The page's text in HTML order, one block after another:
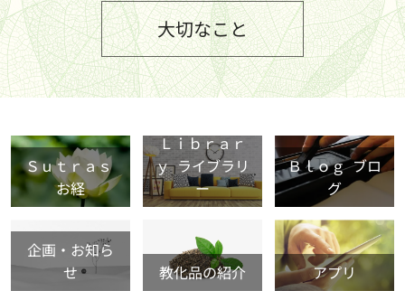
大切なこと
Ｓｕｔｒａｓ
お経
Ｌｉｂｒａｒ
ｙ ライブラリ
ー
Ｂｌｏｇ ブロ
グ
企画・お知ら
せ
教化品の紹介 アプリ